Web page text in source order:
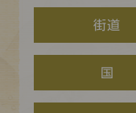
街道
国
languages
日本語